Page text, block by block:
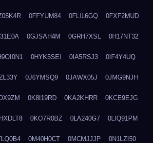
0FFYUM84 0FLIL6GQ 0FXF2MUD
0GJSAH4M 0GRH7XSL 0H17NT32
0HYK5SEI 0IA5RSJ3 0IF4Y4UQ
0J6YMSQ9 0JAWX05J 0JMG9NJH
0K8I19RD 0KA2KHRR 0KCE9EJG
0KO7R0BZ 0LA240G7 0LIQ91PM
0M40H0CT 0MCMJJJP 0N1LZI50